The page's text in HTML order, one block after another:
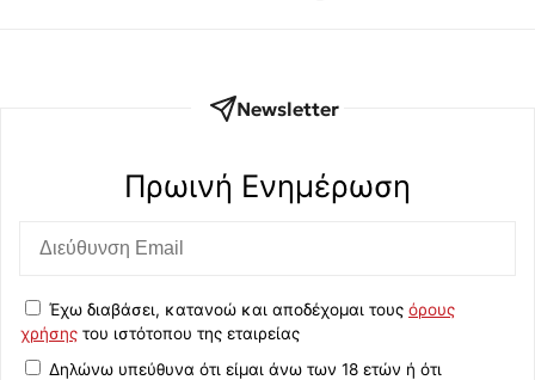
Newsletter
Πρωινή Eνημέρωση
Έχω διαβάσει, κατανοώ και αποδέχομαι τους όρους
χρήσης του ιστότοπου της εταιρείας
Δηλώνω υπεύθυνα ότι είμαι άνω των 18 ετών ή ότι